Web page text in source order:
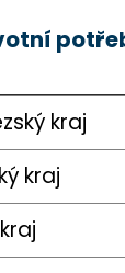
kraj
kraj